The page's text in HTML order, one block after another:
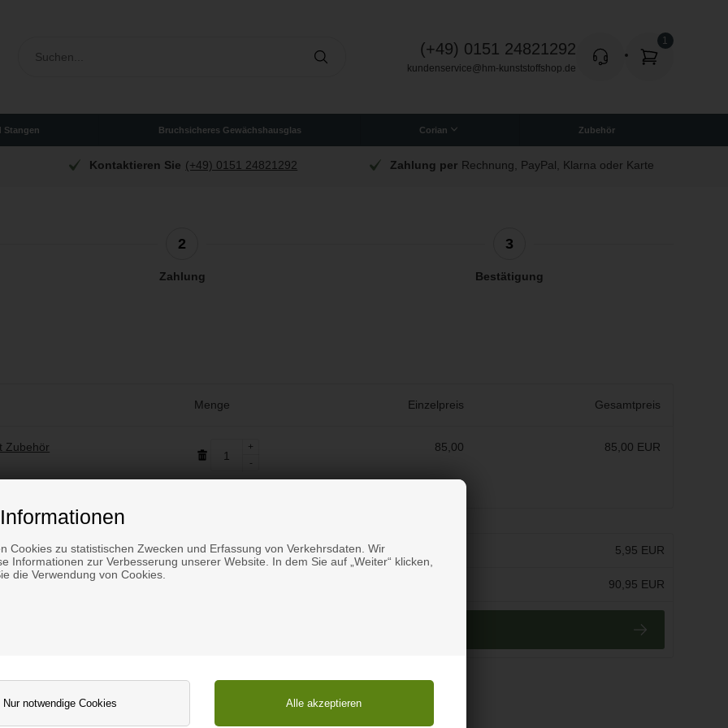
Cookies zu statistischen Zwecken und Erfassung von Verkehrsdaten. Wir
Informationen zur Verbesserung unserer Website. In dem Sie auf „Weiter“ klicken,
die Verwendung von Cookies.
(+49) 0151 24821292
kundenservice@hm-kunststoffshop.de
Stangen Bruchsicheres Gewächshausglas Corian Zubehör
Kontaktieren Sie (+49) 0151 24821292 Zahlung per Rechnung, PayPal, Klarna oder Karte
2
Zahlung
3
Bestätigung
Menge Einzelpreis Gesamtpreis
Zubehör
1
85,00 85,00 EUR
Versandkosten: 5,95 EUR
90,95 EUR